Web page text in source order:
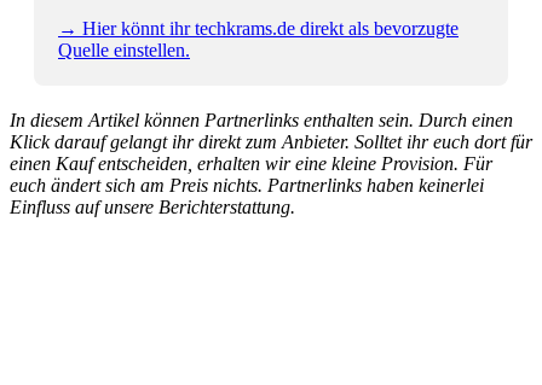
→ Hier könnt ihr techkrams.de direkt als bevorzugte
Quelle einstellen.
In diesem Artikel können Partnerlinks enthalten sein. Durch einen
Klick darauf gelangt ihr direkt zum Anbieter. Solltet ihr euch dort für
einen Kauf entscheiden, erhalten wir eine kleine Provision. Für
euch ändert sich am Preis nichts. Partnerlinks haben keinerlei
Einfluss auf unsere Berichterstattung.